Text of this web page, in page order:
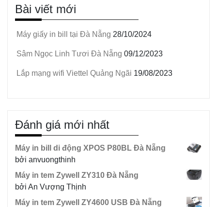
Bài viết mới
Máy giấy in bill tại Đà Nẵng 28/10/2024
Sâm Ngọc Linh Tươi Đà Nẵng 09/12/2023
Lắp mạng wifi Viettel Quảng Ngãi 19/08/2023
Đánh giá mới nhất
Máy in bill di động XPOS P80BL Đà Nẵng
bởi anvuongthinh
Máy in tem Zywell ZY310 Đà Nẵng
bởi An Vượng Thịnh
Máy in tem Zywell ZY4600 USB Đà Nẵng